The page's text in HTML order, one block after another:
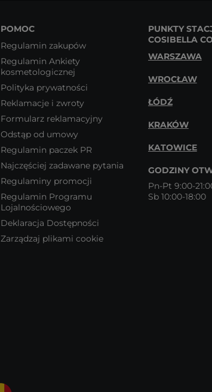
POMOC
Regulamin zakupów
Regulamin Ankiety
kosmetologicznej
Polityka prywatności
Reklamacje i zwroty
Formularz reklamacyjny
Odstąp od umowy
Regulamin paczek PR
Najczęściej zadawane pytania
Regulaminy promocji
Regulamin Programu
Lojalnościowego
Deklaracja Dostępności
Zarządzaj plikami cookie
PUNKTY
COSIBELLA
WARSZAWA
WROCŁAW
ŁÓDŹ
KRAKÓW
KATOWICE
GODZINY
Pn-Pt 9:00-
Sb 10:00-18:00